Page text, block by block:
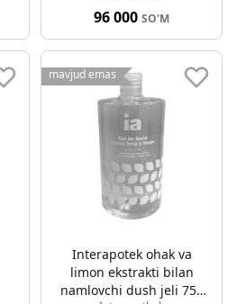
96 000 SO'M
mavjud emas
Interapotek ohak va
limon ekstrakti bilan
namlovchi dush jeli 750